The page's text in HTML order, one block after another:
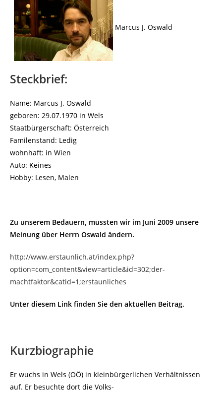
Marcus J. Oswald
Steckbrief:
Name: Marcus J. Oswald
geboren: 29.07.1970 in Wels
Staatbürgerschaft: Österreich
Familenstand: Ledig
wohnhaft: in Wien
Auto: Keines
Hobby: Lesen, Malen
Zu unserem Bedauern, mussten wir im Juni 2009 unsere
Meinung über Herrn Oswald ändern.
http://www.erstaunlich.at/index.php?
option=com_content&view=article&id=302;der-
machtfaktor&catid=1;erstaunliches
Unter diesem Link finden Sie den aktuellen Beitrag.
Kurzbiographie
Er wuchs in Wels (OÖ) in kleinbürgerlichen Verhältnissen
auf. Er besuchte dort die Volks-